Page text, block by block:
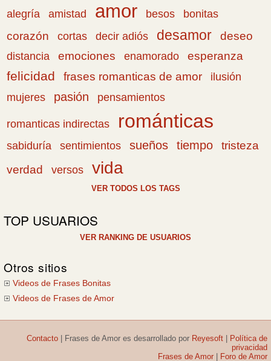
alegría amistad amor besos
bonitas
corazón
cortas decir adiós desamor deseo
distancia emociones enamorado esperanza
felicidad frases romanticas de amor
ilusión
mujeres
pasión pensamientos
romanticas indirectas románticas
sabiduría sentimientos sueños tiempo
tristeza
verdad
versos vida
VER TODOS LOS TAGS
TOP USUARIOS
VER RANKING DE USUARIOS
Otros sitios
Videos de Frases Bonitas
Videos de Frases de Amor
Contacto| Frases de Amores desarrollado por Reyesoft|
Política de
privacidad
Frases de Amor| Foro de Amor